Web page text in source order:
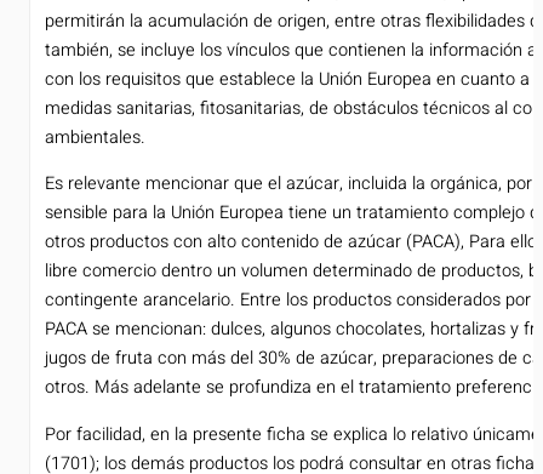
permitirán la acumulación de origen, entre otras flexibilidades
también, se incluye los vínculos que contienen la información
con los requisitos que establece la Unión Europea en cuanto a
medidas sanitarias, fitosanitarias, de obstáculos técnicos al
ambientales.
Es relevante mencionar que el azúcar, incluida la orgánica, por
sensible para la Unión Europea tiene un tratamiento complejo
otros productos con alto contenido de azúcar (PACA), Para
libre comercio dentro un volumen determinado de productos,
contingente arancelario. Entre los productos considerados por
PACA se mencionan: dulces, algunos chocolates, hortalizas y
jugos de fruta con más del 30% de azúcar, preparaciones de
otros. Más adelante se profundiza en el tratamiento
Por facilidad, en la presente ficha se explica lo relativo
(1701); los demás productos los podrá consultar en otras